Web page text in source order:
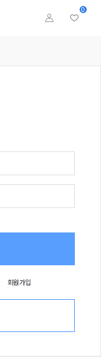
0
회원가입